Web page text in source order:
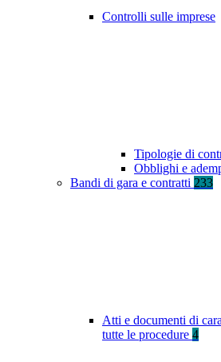
Controlli sulle imprese
Tipologie di
Obblighi e
Bandi di gara e contratti 233
Atti e documenti di
tutte le procedure 4